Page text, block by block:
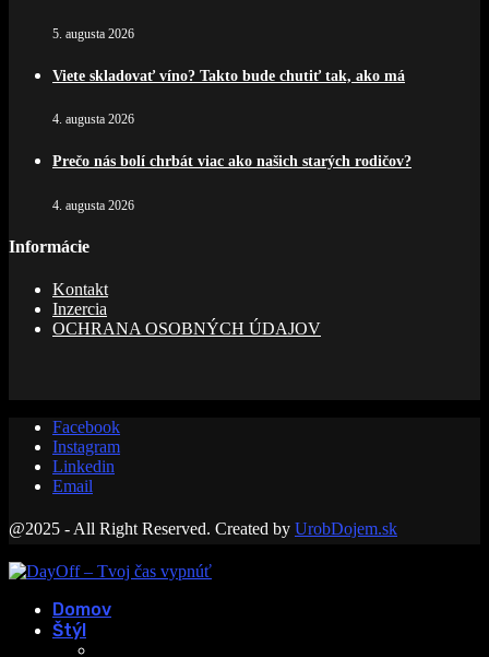
5. augusta 2026
Viete skladovať víno? Takto bude chutiť tak, ako má
4. augusta 2026
Prečo nás bolí chrbát viac ako našich starých rodičov?
4. augusta 2026
Informácie
Kontakt
Inzercia
OCHRANA OSOBNÝCH ÚDAJOV
Facebook
Instagram
Linkedin
Email
@2025 - All Right Reserved. Created by UrobDojem.sk
Domov
Štýl